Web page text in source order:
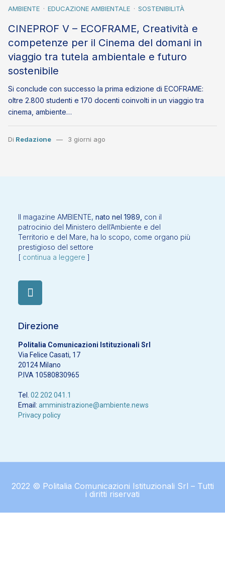
AMBIENTE EDUCAZIONE AMBIENTALE SOSTENIBILITÀ
CINEPROF V – ECOFRAME, Creatività e
competenze per il Cinema del domani in
viaggio tra tutela ambientale e futuro
sostenibile
Si conclude con successo la prima edizione di ECOFRAME:
oltre 2.800 studenti e 170 docenti coinvolti in un viaggio tra
cinema, ambiente…
Di Redazione 3 giorni ago
Il magazine AMBIENTE, nato nel 1989, con il
patrocinio del Ministero dell’Ambiente e del
Territorio e del Mare, ha lo scopo, come organo più
prestigioso del settore
[ continua a leggere ]
Direzione
Politalia Comunicazioni Istituzionali Srl
Via Felice Casati, 17
20124 Milano
P.IVA 10580830965
Tel. 02 202 041.1
Email: amministrazione@ambiente.news
Privacy policy
2022 © Politalia Comunicazioni Istituzionali Srl – Tutti
i diritti riservati